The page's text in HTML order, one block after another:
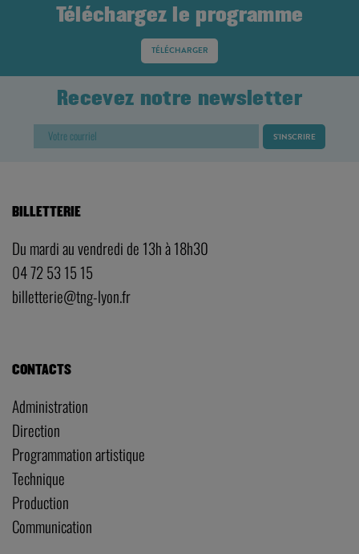
Téléchargez le programme
TÉLÉCHARGER
Recevez notre newsletter
BILLETTERIE
Du mardi au vendredi de 13h à 18h30
04 72 53 15 15
billetterie@tng-lyon.fr
CONTACTS
Administration
Direction
Programmation artistique
Technique
Production
Communication